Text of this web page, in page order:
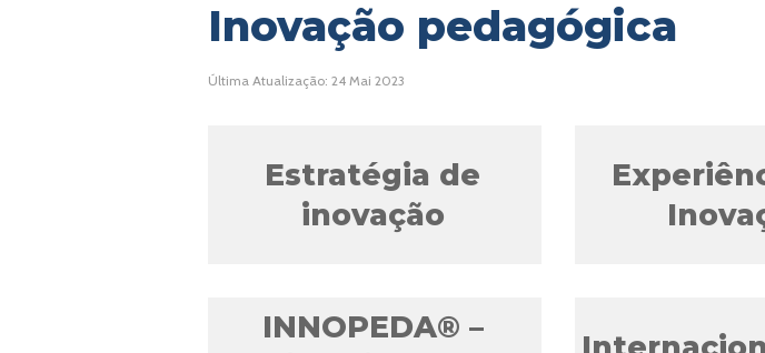
Inovação pedagógica
Última Atualização: 24 Mai 2023
Estratégia de
inovação
Planejamento
INNOPEDA® –